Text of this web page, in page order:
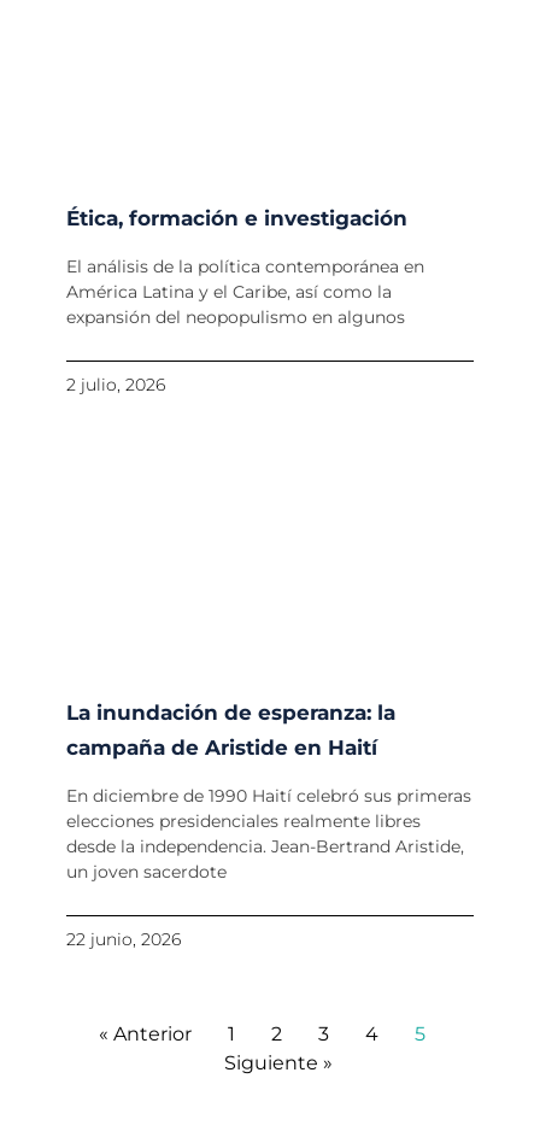
Ética, formación e investigación
El análisis de la política contemporánea en
América Latina y el Caribe, así como la
expansión del neopopulismo en algunos
2 julio, 2026
La inundación de esperanza: la
campaña de Aristide en Haití
En diciembre de 1990 Haití celebró sus primeras
elecciones presidenciales realmente libres
desde la independencia. Jean-Bertrand Aristide,
un joven sacerdote
22 junio, 2026
« Anterior 1 2 3 4
5
Siguiente »